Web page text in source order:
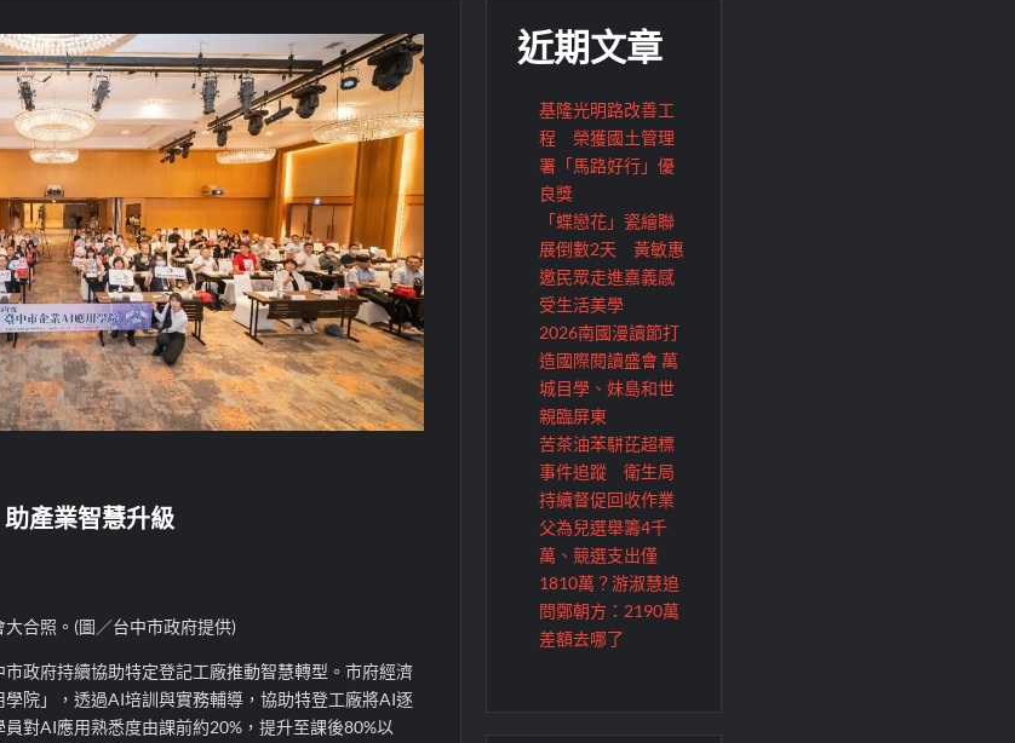
產業智慧升級
合照。(圖／台中市政府提供)
政府持續協助特定登記工廠推動智慧轉型。市府經濟
院」，透過AI培訓與實務輔導，協助特登工廠將AI逐
對AI應用熟悉度由課前約20%，提升至課後80%以
近期文章
基隆光明路改善工
程 榮獲國土管理
署「馬路好行」優
良獎
「蝶戀花」瓷繪聯
展倒數2天 黃敏惠
邀民眾走進嘉義感
受生活美學
2026南國漫讀節打
造國際閱讀盛會 萬
城目學、妹島和世
親臨屏東
苦茶油苯駢芘超標
事件追蹤 衛生局
持續督促回收作業
父為兒選舉籌4千
萬、競選支出僅
1810萬？游淑慧追
問鄭朝方：2190萬
差額去哪了